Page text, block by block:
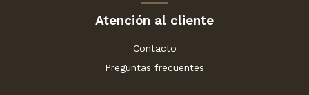
Atención al cliente
Contacto
Preguntas frecuentes